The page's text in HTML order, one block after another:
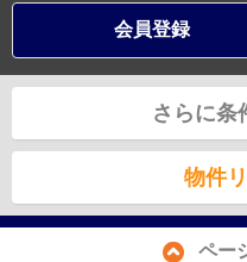
会員登録
さらに条
物件
ペー